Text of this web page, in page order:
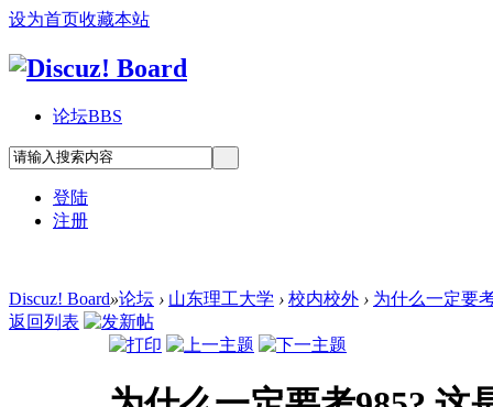
设为首页收藏本站
论坛BBS
登陆
注册
Discuz! Board»论坛 › 山东理工大学 › 校内校外 › 为什么一定要
返回列表